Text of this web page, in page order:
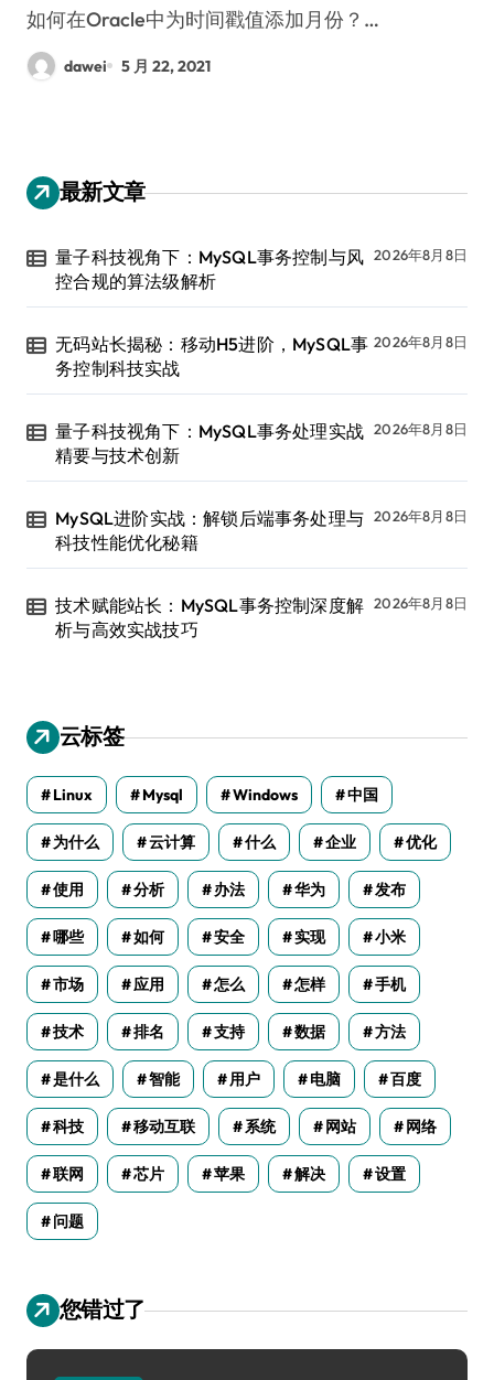
如何在Oracle中为时间戳值添加月份？…
dawei 5 月 22, 2021
最新文章
量子科技视角下：MySQL事务控制与风
控合规的算法级解析
2026年8月8日
无码站长揭秘：移动H5进阶，MySQL事
务控制科技实战
2026年8月8日
量子科技视角下：MySQL事务处理实战
精要与技术创新
2026年8月8日
MySQL进阶实战：解锁后端事务处理与
科技性能优化秘籍
2026年8月8日
技术赋能站长：MySQL事务控制深度解
析与高效实战技巧
2026年8月8日
云标签
Linux Mysql Windows 中国
为什么 云计算 什么 企业 优化
使用 分析 办法 华为 发布
哪些 如何 安全 实现 小米
市场 应用 怎么 怎样 手机
技术 排名 支持 数据 方法
是什么 智能 用户 电脑 百度
科技 移动互联 系统 网站 网络
联网 芯片 苹果 解决 设置
问题
您错过了